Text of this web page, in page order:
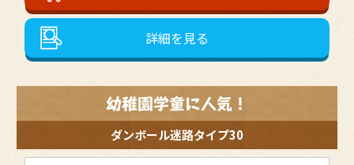
どに関する情報を表示する目的
ユーザーにお知らせや連絡をするためにメールア
たり必要に応じて連絡したりするため，氏名や住
ユーザーの本人確認を行うために，氏名，生年月
日，住所，電話番号，銀行口座番号，クレジット
カード番号，運転免許証番号，配達証明付き郵便
の到達結果などの情報を利用する目的
ユーザーに代金を請求するために，購入された商
詳細を見る
幼稚園学童に人気！
ダンボール迷路タイプ30